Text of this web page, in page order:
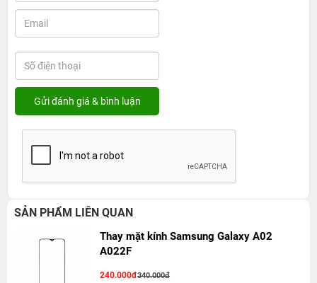
SẢN PHẨM LIÊN QUAN
Thay mặt kính Samsung Galaxy A02
A022F
240.000đ340.000đ